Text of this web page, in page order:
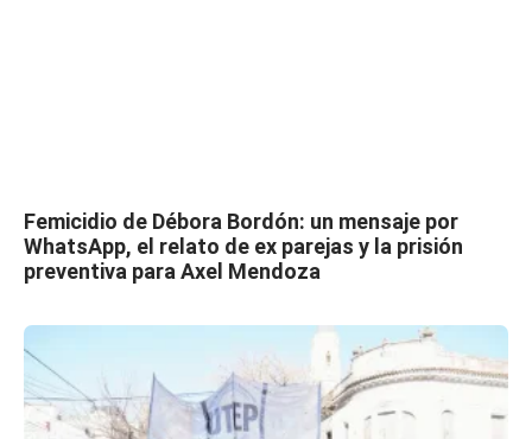
Femicidio de Débora Bordón: un mensaje por
WhatsApp, el relato de ex parejas y la prisión
preventiva para Axel Mendoza